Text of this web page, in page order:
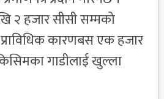
२ हजार सीसी सम्मको
कारणबस एक हजार
गाडीलाई खुल्ला